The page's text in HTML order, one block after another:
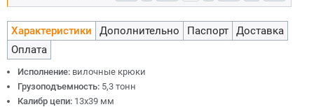
Характеристики Дополнительно Паспорт
Доставка
Оплата
Исполнение: вилочные крюки
Грузоподъемность: 5,3 тонн
Калибр цепи: 13х39 мм